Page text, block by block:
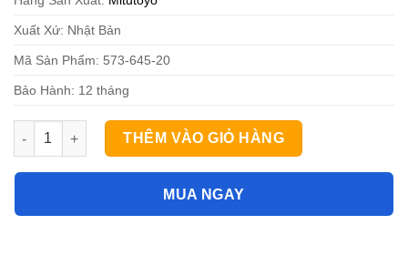
Xuất Xứ: Nhật Bản
Mã Sản Phẩm: 573-645-20
Bảo Hành: 12 tháng
Thước cặp điện tử đo trong Mitutoyo 573-645-20 (10.1-160/
THÊM VÀO GIỎ HÀNG
MUA NGAY